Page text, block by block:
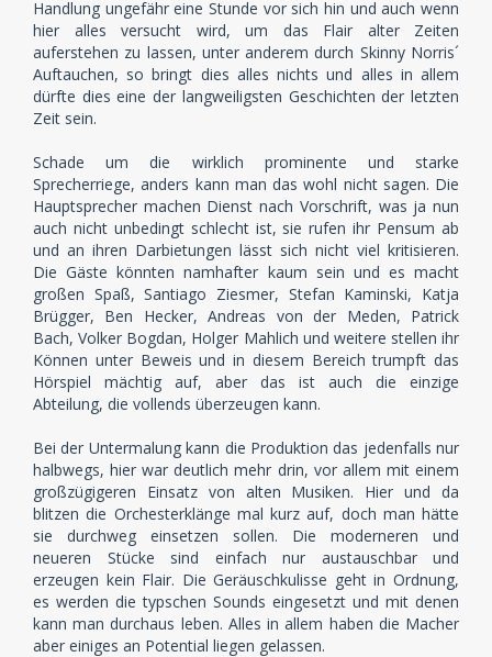
Handlung ungefähr eine Stunde vor sich hin und auch wenn
hier alles versucht wird, um das Flair alter Zeiten
auferstehen zu lassen, unter anderem durch Skinny Norris´
Auftauchen, so bringt dies alles nichts und alles in allem
dürfte dies eine der langweiligsten Geschichten der letzten
Zeit sein.
Schade um die wirklich prominente und starke
Sprecherriege, anders kann man das wohl nicht sagen. Die
Hauptsprecher machen Dienst nach Vorschrift, was ja nun
auch nicht unbedingt schlecht ist, sie rufen ihr Pensum ab
und an ihren Darbietungen lässt sich nicht viel kritisieren.
Die Gäste könnten namhafter kaum sein und es macht
großen Spaß, Santiago Ziesmer, Stefan Kaminski, Katja
Brügger, Ben Hecker, Andreas von der Meden, Patrick
Bach, Volker Bogdan, Holger Mahlich und weitere stellen ihr
Können unter Beweis und in diesem Bereich trumpft das
Hörspiel mächtig auf, aber das ist auch die einzige
Abteilung, die vollends überzeugen kann.
Bei der Untermalung kann die Produktion das jedenfalls nur
halbwegs, hier war deutlich mehr drin, vor allem mit einem
großzügigeren Einsatz von alten Musiken. Hier und da
blitzen die Orchesterklänge mal kurz auf, doch man hätte
sie durchweg einsetzen sollen. Die moderneren und
neueren Stücke sind einfach nur austauschbar und
erzeugen kein Flair. Die Geräuschkulisse geht in Ordnung,
es werden die typschen Sounds eingesetzt und mit denen
kann man durchaus leben. Alles in allem haben die Macher
aber einiges an Potential liegen gelassen.